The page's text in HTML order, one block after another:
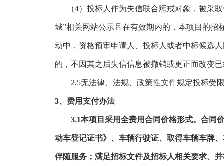
（4）投标人作为失信联合惩戒对象，被采
城”相关网站公示且在有效期内的，本项目的
动中，资格预审申请人、投标人或者中标候选
的，不因其之后失信信息被撤销或更正而改变
2.5无法律、法规 、政策性文件规定投标受
3、 费用支付办法
3.1本项目采用全费用合同价格形式。合同
动车登记证书》、车辆行驶证、取得车辆车牌
伴随服务；满足招标文件及招标人相关要求、